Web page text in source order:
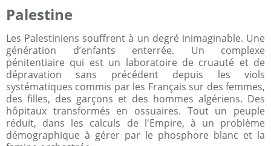
Palestine
Les Palestiniens souffrent à un degré inimaginable. Une
génération d’enfants enterrée. Un complexe
pénitentiaire qui est un laboratoire de cruauté et de
dépravation sans précédent depuis les viols
systématiques commis par les Français sur des femmes,
des filles, des garçons et des hommes algériens. Des
hôpitaux transformés en ossuaires. Tout un peuple
réduit, dans les calculs de l'Empire, à un problème
démographique à gérer par le phosphore blanc et la